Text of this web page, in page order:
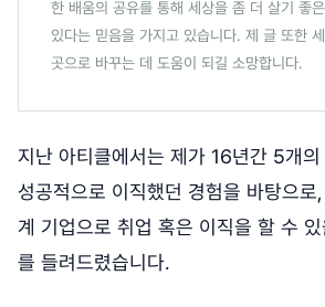
한 배움의 공유를 통해 세상을 좀 더 살기 좋
있다는 믿음을 가지고 있습니다. 제 글 또한
곳으로 바꾸는 데 도움이 되길 소망합니다.
지난 아티클에서는 제가 16년간 5개
성공적으로 이직했던 경험을 바탕으로
계 기업으로 취업 혹은 이직을 할 수 있
를 들려드렸습니다.